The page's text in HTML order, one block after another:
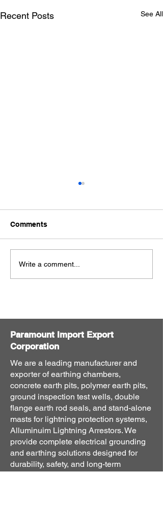
Recent Posts See All
أفضل نظام تأريض للمباني:
دليل شامل لاختيار وتركيب
Comments
Write a comment...
Paramount Import Export
Corporation
We are a leading manufacturer and
exporter of earthing chambers,
concrete earth pits, polymer earth pits,
ground inspection test wells, double
flange earth rod seals, and stand-alone
masts for lightning protection systems,
Alluminuim Lightning Arrestors. We
provide complete electrical grounding
and earthing solutions designed for
durability, safety, and long-term